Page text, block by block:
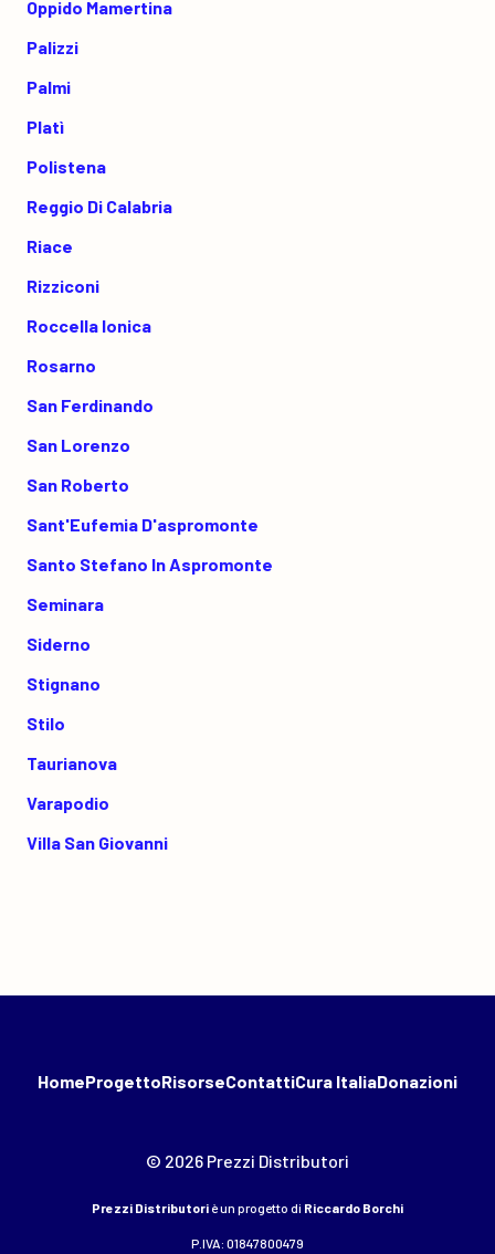
Oppido Mamertina
Palizzi
Palmi
Platì
Polistena
Reggio Di Calabria
Riace
Rizziconi
Roccella Ionica
Rosarno
San Ferdinando
San Lorenzo
San Roberto
Sant'Eufemia D'aspromonte
Santo Stefano In Aspromonte
Seminara
Siderno
Stignano
Stilo
Taurianova
Varapodio
Villa San Giovanni
HomeProgettoRisorseContattiCura ItaliaDonazioni
© 2026 Prezzi Distributori
Prezzi Distributori è un progetto di Riccardo Borchi
P.IVA: 01847800479